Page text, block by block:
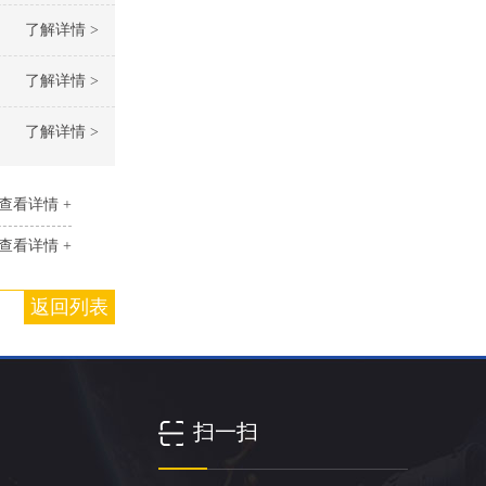
了解详情 >
了解详情 >
了解详情 >
看详情 +
看详情 +
返回列表
扫一扫